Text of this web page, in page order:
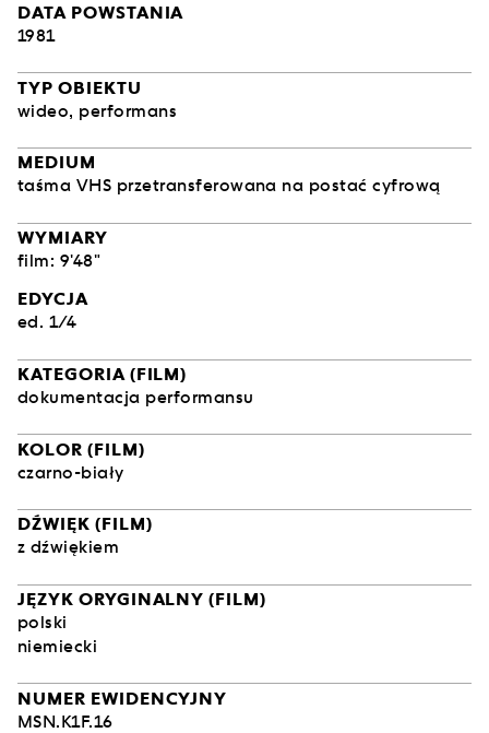
DATA POWSTANIA
1981
TYP OBIEKTU
wideo, performans
MEDIUM
taśma VHS przetransferowana na postać cyfrową
WYMIARY
film: 9'48"
EDYCJA
ed. 1/4
KATEGORIA (FILM)
dokumentacja performansu
KOLOR (FILM)
czarno-biały
DŹWIĘK (FILM)
z dźwiękiem
JĘZYK ORYGINALNY (FILM)
polski
niemiecki
NUMER EWIDENCYJNY
MSN.K1F.16